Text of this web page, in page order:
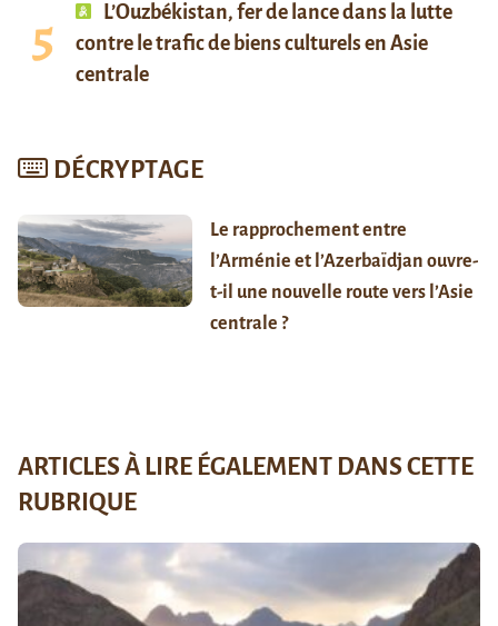
L’Ouzbékistan, fer de lance dans la lutte
contre le trafic de biens culturels en Asie
centrale
DÉCRYPTAGE
Le rapprochement entre
l’Arménie et l’Azerbaïdjan ouvre-
t-il une nouvelle route vers l’Asie
centrale ?
ARTICLES À LIRE ÉGALEMENT DANS CETTE
RUBRIQUE